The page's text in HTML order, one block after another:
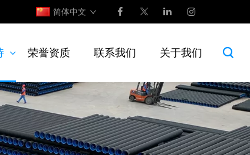
简体中文
荣誉资质 联系我们 关于我们